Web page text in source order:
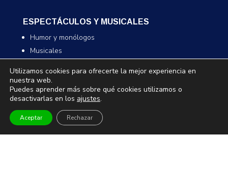
ESPECTÁCULOS Y MUSICALES
Humor y monólogos
Musicales
Magia
TEATRO Y DANZA
Teatro
Utilizamos cookies para ofrecerte la mejor experiencia en
nuestra web.
Puedes aprender más sobre qué cookies utilizamos o
desactivarlas en los ajustes.
Aceptar Rechazar